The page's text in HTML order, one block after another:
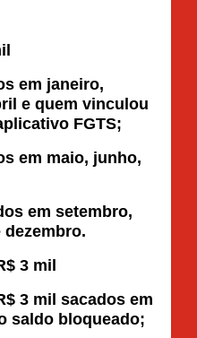
em janeiro,
e quem vinculou
FGTS;
em maio, junho,
em setembro,
3 mil
3 mil sacados em
saldo bloqueado;